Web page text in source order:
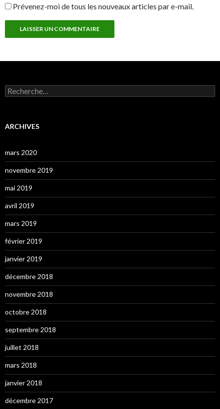
Prévenez-moi de tous les nouveaux articles par e-mail.
Rechercher :
ARCHIVES
mars 2020
novembre 2019
mai 2019
avril 2019
mars 2019
février 2019
janvier 2019
décembre 2018
novembre 2018
octobre 2018
septembre 2018
juillet 2018
mars 2018
janvier 2018
décembre 2017